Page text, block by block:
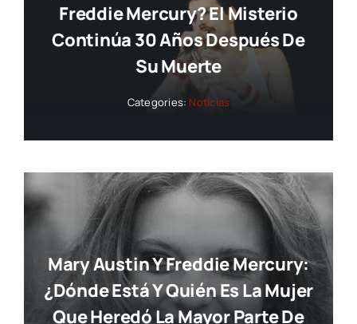
Freddie Mercury? El Misterio
Continúa 30 Años Después De
Su Muerte
Categories: Noticias
Mary Austin Y Freddie Mercury:
¿dónde Está Y Quién Es La Mujer
Que Heredó La Mayor Parte De